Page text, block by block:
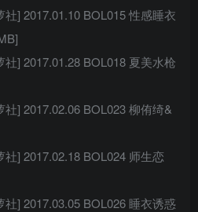
] 2017.01.10 BOL015 性感睡衣
] 2017.01.28 BOL018 夏美水枪
] 2017.02.06 BOL023 柳侑绮&
] 2017.02.18 BOL024 师生恋
] 2017.03.05 BOL026 睡衣诱惑